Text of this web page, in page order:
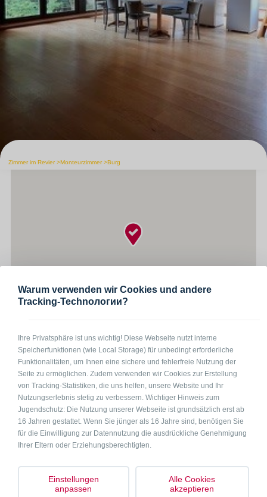
Zimmer im Revier Monteurzimmer Burg
3 - 5 Personen
In Kürze
Wohnung in 03096 Burg, für 3-5 Personen geeignet, drei Schlafzimmer
mit insgesamt fünf Einzelbetten, großer Raum mit Sofabereich,
Essecke und Küche (mit Herd, Mikrowelle und Wasserkocher), Wlan,
Duschbad mit WC und Waschmaschine, Rauchen erlaubt, Terrasse,
kostenlose Parkplätze vor dem Haus (auch für große Wagen),
Grillmöglichkeit auf dem Hof. Inklusive Bettwäsche. Handtücher bitte
selber mitbringen.
Anfrage per Telefon Anfrage per Mail
Warum verwenden wir Cookies und andere
Tracking-Technологии?
Ihre Privatsphäre ist uns wichtig! Diese Webseite nutzt interne
Speicherfunktionen (wie Local Storage) für unbedingt erforderliche
Funktionalitäten, um Ihnen eine sichere und fehlerfreie Nutzung der
Seite zu ermöglichen. Zudem verwenden wir Cookies zur Erstellung
von Tracking-Statistiken, die uns helfen, unsere Website und Ihr
Nutzungserlebnis stetig zu verbessern. Wichtiger Hinweis zum
Jugendschutz: Die Nutzung unserer Webseite ist grundsätzlich erst ab
16 Jahren gestattet. Wenn Sie jünger als 16 Jahre sind, benötigen Sie
für die Einwilligung zur Datennutzung die ausdrückliche Genehmigung
Ihrer Eltern oder Erziehungsberechtigten.
Einstellungen
anpassen
Alle Cookies
akzeptieren